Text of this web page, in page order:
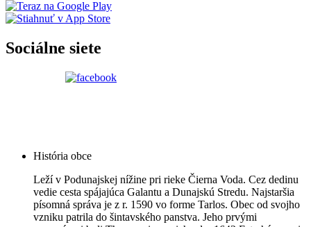
Sociálne siete
História obce
Leží v Podunajskej nížine pri rieke Čierna Voda. Cez dedinu
vedie cesta spájajúca Galantu a Dunajskú Stredu. Najstaršia
písomná správa je z r. 1590 vo forme Tarlos. Obec od svojho
vzniku patrila do šintavského panstva. Jeho prvými